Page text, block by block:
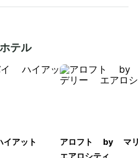
テル
アット
アロフト by マリ